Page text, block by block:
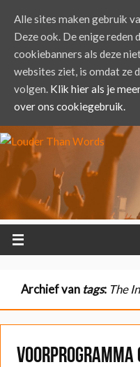
Archief van tags: The
Voorprogramma
Alle sites maken gebruik
Deze ook. De enige reden
cookiebanners als deze
websites ziet, is omdat ze
volgen. Klik hier als je
over ons cookiegebruik.